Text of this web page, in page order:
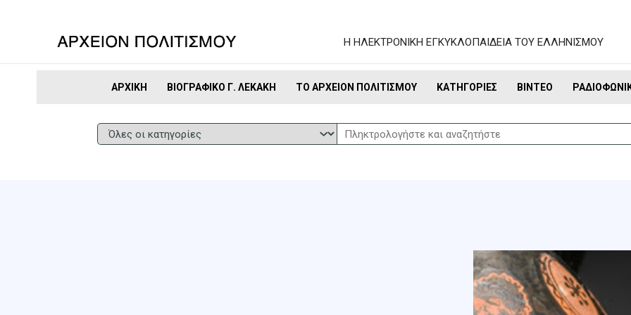
Η ΗΛΕΚΤΡΟΝΙΚΗ ΕΓΚΥΚΛΟΠΑΙΔΕΙΑ ΤΟΥ ΕΛΛΗΝΙΣΜΟΥ
ΑΡΧΙΚΉ ΒΙΟΓΡΑΦΙΚΌ Γ. ΛΕΚΆΚΗ ΤΟ ΑΡΧΕΊΟΝ ΠΟΛΙΤΙΣΜΟΎ ΚΑΤΗΓΟΡΊΕΣ ΒΊΝΤΕΟ